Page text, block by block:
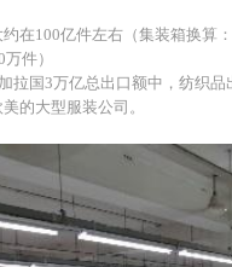
在100亿件左右（集装箱换算
件）
拉国3万亿总出口额中，纺织品
的大型服装公司。